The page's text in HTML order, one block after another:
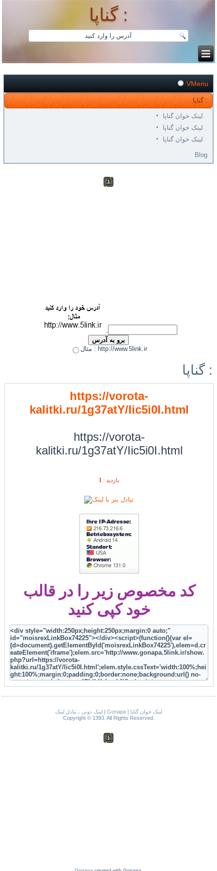
گناپا :
VMenu
گناپا :
لینک خوان گناپا
لینک خوان گناپا
لینک خوان گناپا
Blog
مثال : http://www.5link.ir
گناپا :
https://vorota-
kalitki.ru/1g37atY/Iic5i0I.html
https://vorota-
kalitki.ru/1g37atY/Iic5i0I.html
بازديد : 1
کد مخصوص زیر را در قالب
خود کپی کنید
لینک دونی ، تبادل لینک| Gonapa|
لینک خوان گناپا
Copyright © 1393. All Rights Reserved.